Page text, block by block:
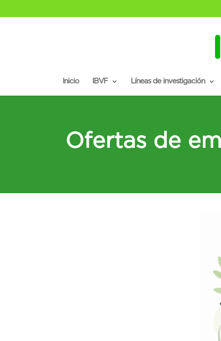
Inicio IBVF Líneas de investigación
Ofertas de